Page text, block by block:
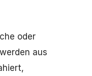
oder
aus